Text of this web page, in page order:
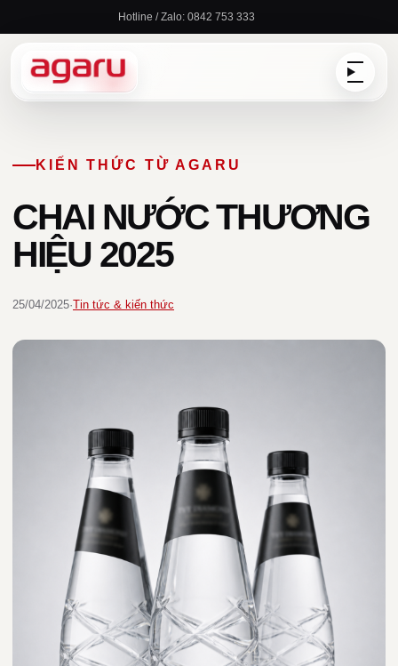
nội
Hotline / Zalo: 0842 753 333
KIẾN THỨC TỪ AGARU
CHAI NƯỚC THƯƠNG
HIỆU 2025
25/04/2025·Tin tức & kiến thức